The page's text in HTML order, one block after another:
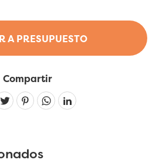
A PRESUPUESTO
Compartir
Linkedin